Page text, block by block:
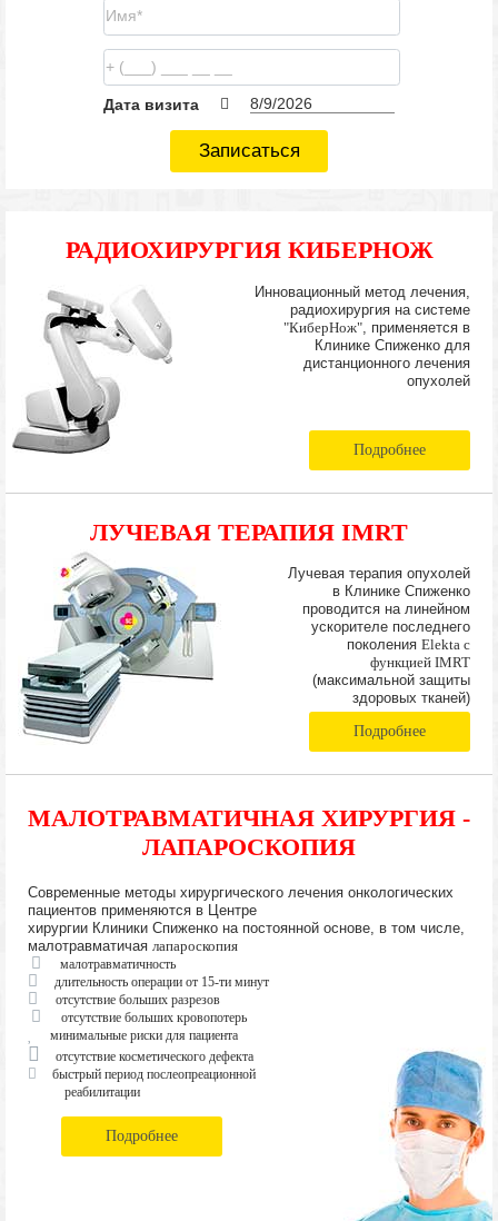
Дата визита
Записаться
РАДИОХИРУРГИЯ КИБЕРНОЖ
Инновационный метод лечения,
радиохирургия на системе
"КиберНож" , применяется в
Клинике Спиженко для
дистанционного лечения
опухолей
Подробнее
ЛУЧЕВАЯ ТЕРАПИЯ IMRT
Лучевая терапия опухолей
в Клинике Спиженко
проводится на линейном
ускорителе последнего
поколения Elekta с
функцией IMRT
(максимальной защиты
здоровых тканей)
Подробнее
МАЛОТРАВМАТИЧНАЯ ХИРУРГИЯ -
ЛАПАРОСКОПИЯ
Современные методы хирургического лечения онкологических
пациентов применяются в Центре
хирургии Клиники Спиженко на постоянной основе, в том числе,
малотравматичая лапароскопия
малотравматичность
длительность операции от 15-ти минут
отсутствие больших разрезов
отсутствие больших кровопотерь
минимальные риски для пациента
отсутствие косметического дефекта
быстрый период послеопреационной
реабилитации
Подробнее